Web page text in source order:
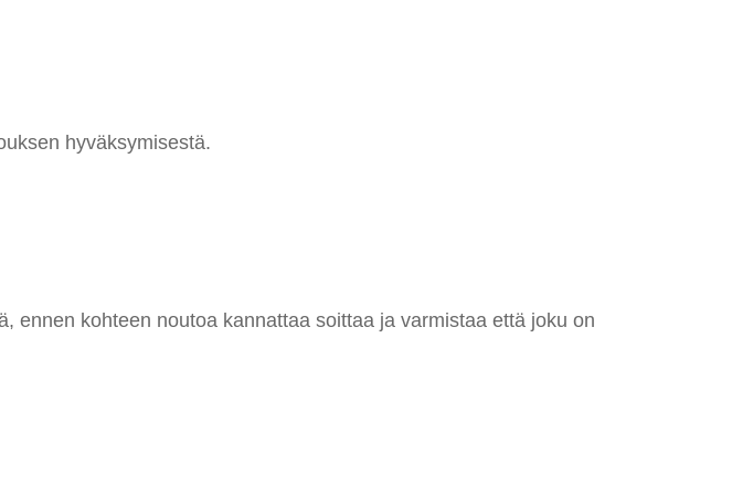
hyväksymisestä.
ennen kohteen noutoa kannattaa soittaa ja varmistaa että joku on